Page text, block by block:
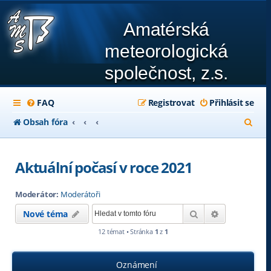
Amatérská
meteorologická
společnost, z.s.
FAQ Přihlásit se
Registrovat
Obsah fóra
l
Aktuální počasí v roce 2021
Moderátor: Moderátoři
Nové téma Hledat
12 témat • Stránka 1 z 1
Oznámení